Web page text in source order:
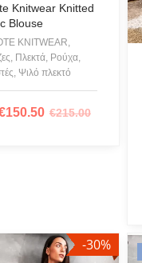
WITHOUT
Knitwear Knitted
Blouse
KNITWEAR,
Πλεκτά, Ρούχα,
Ψιλό πλεκτό
€215.00
150.50ΣΤΟ ΚΑΛΆΘΙ
-30%